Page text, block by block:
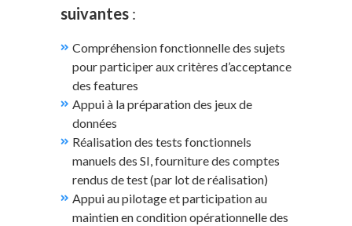
suivantes :
Compréhension fonctionnelle des sujets
pour participer aux critères d’acceptance
des features
Appui à la préparation des jeux de
données
Réalisation des tests fonctionnels
manuels des SI, fourniture des comptes
rendus de test (par lot de réalisation)
Appui au pilotage et participation au
maintien en condition opérationnelle des